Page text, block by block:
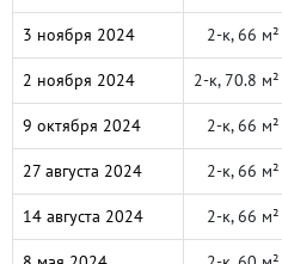
3 ноября 2024 2-к, 66 м²
2 ноября 2024 2-к, 70.8 м²
9 октября 2024 2-к, 66 м²
27 августа 2024 2-к, 66 м²
14 августа 2024 2-к, 66 м²